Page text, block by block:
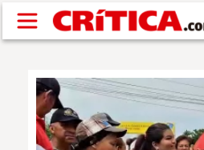
Pasar al contenido principal
SUCESOS